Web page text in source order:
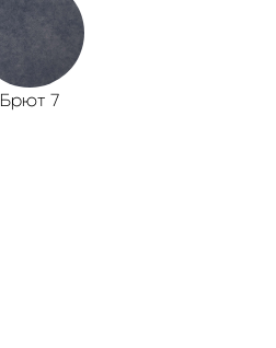
Брют 7